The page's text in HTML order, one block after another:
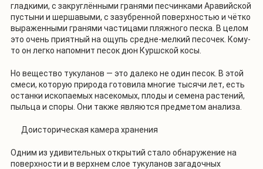
гладкими, с закруглёнными гранями песчинками Аравийской
пустыни и шершавыми, с зазубренной поверхностью и чётко
выраженными гранями частицами пляжного песка. В целом
это очень приятный на ощупь средне-мелкий песочек. Кому-
то он легко напомнит песок дюн Куршской косы.
Но вещество тукуланов — это далеко не один песок. В этой
смеси, которую природа готовила многие тысячи лет, есть
останки ископаемых насекомых, плоды и семена растений,
пыльца и споры. Они также являются предметом анализа.
Доисторическая камера хранения
Одним из удивительных открытий стало обнаружение на
поверхности и в верхнем слое тукуланов загадочных